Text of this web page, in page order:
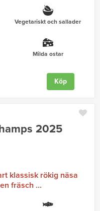
Vegetariskt och sallader
Milda ostar
Köp
2025
klassisk rökig näsa
fräsch ...